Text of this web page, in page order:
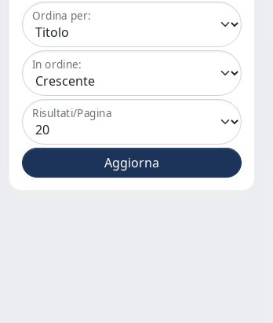
Ordina per:
In ordine:
Risultati/Pagina